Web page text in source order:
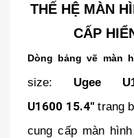
THẾ HỆ MÀN
CẤP
Dòng bảng vẽ màn
size: Ugee
U1600 15.4″ trang
cung cấp màn